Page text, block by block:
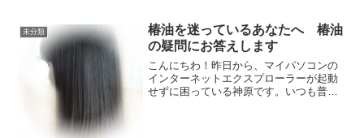
Op...
未分類
椿油を迷っているあなたへ 椿油
の疑問にお答えします
こんにちわ！昨日から、マイパソコンの
インターネットエクスプローラーが起動
せずに困っている神原です。いつも普通